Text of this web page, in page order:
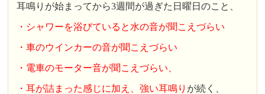
耳鳴りが始まってから3週間が過ぎた日曜日のこと、
・シャワーを浴びていると水の音が聞こえづらい
・車のウインカーの音が聞こえづらい
・電車のモーター音が聞こえづらい、
・耳が詰まった感じに加え、強い耳鳴り が続く、